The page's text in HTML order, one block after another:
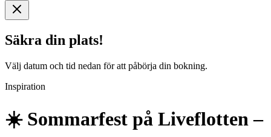
Säkra din plats!
Välj datum och tid nedan för att påbörja din bokning.
Inspiration
☀️ Sommarfest på Liveflotten –